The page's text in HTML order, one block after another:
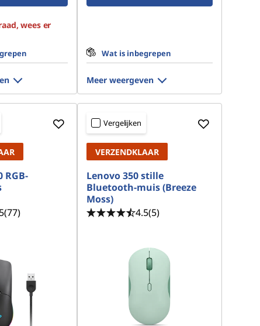
wees er
Wat is inbegrepen
Meer weergeven
RGB-
(77)
Vergelijken
VERZENDKLAAR
Lenovo 350 stille
Bluetooth-muis (Breeze
Moss)
4.5(5)